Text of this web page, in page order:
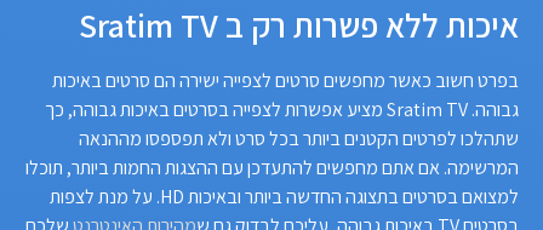
איכות ללא פשרות רק ב Sratim TV
בפרט חשוב כאשר מחפשים סרטים לצפייה ישירה הם סרטים באיכות
גבוהה. Sratim TV מציע אפשרות לצפייה בסרטים באיכות גבוהה, כך
שתהלכו לפרטים הקטנים ביותר בכל סרט ולא תפספסו מההנאה
המרשימה. אם אתם מחפשים להתעדכן עם ההצגות החמות ביותר, תוכלו
למצואם בסרטים בתצוגה החדשה ביותר ובאיכות HD. על מנת לצפות